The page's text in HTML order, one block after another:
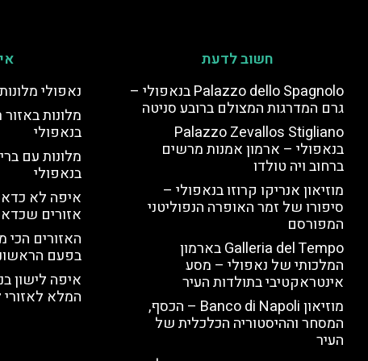
חשוב לדעת
Palazzo dello Spagnolo בנאפולי –
גרם המדרגות המצולם ברובע סניטה
Palazzo Zevallos Stigliano
בנאפולי – ארמון אמנות מרשים
ברחוב ויה טולדו
מוזיאון אנריקו קרוזו בנאפולי –
סיפורו של זמר האופרה הנפוליטני
המפורסם
Galleria del Tempo בארמון
המלכותי של נאפולי – מסע
אינטראקטיבי בתולדות העיר
מוזיאון Banco di Napoli – הכסף,
המסחר וההיסטוריה הכלכלית של
העיר
נאפולי
מלונות באזור
בנאפולי
מלונות עם
בנאפולי
איפה לא
אזורים
האזורים הכי
בפעם
איפה לישון
המלא לאזורי